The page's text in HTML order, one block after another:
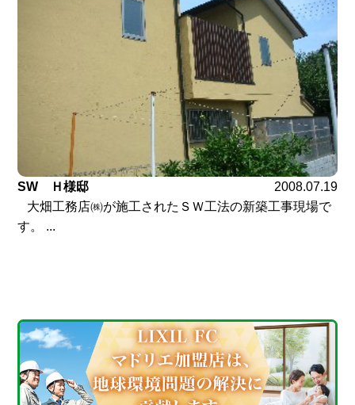
SW Ｈ様邸
2008.07.19
大畑工務店㈱が施工されたＳＷ工法の新築工事現場で
す。 ...